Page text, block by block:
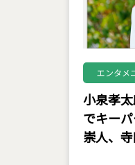
エンタメ
小泉孝
でキー
崇人、